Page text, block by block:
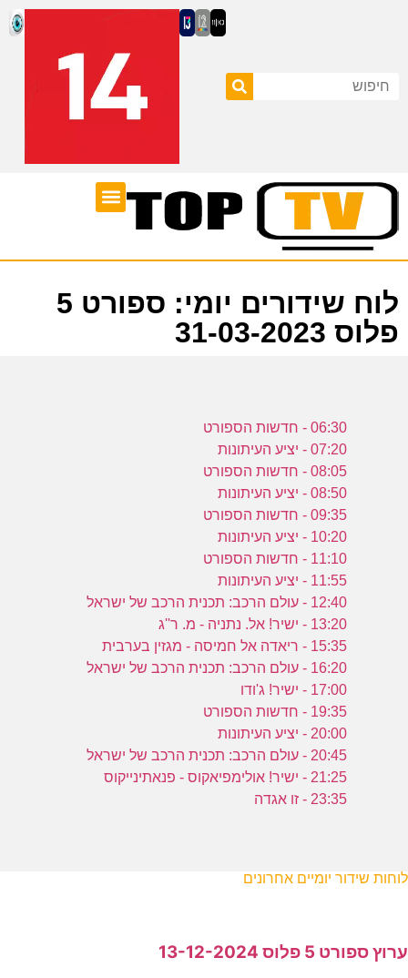
לוח שידורים יומי: ספורט 5
פלוס 31-03-2023
06:30 - חדשות הספורט
07:20 - יציע העיתונות
08:05 - חדשות הספורט
08:50 - יציע העיתונות
09:35 - חדשות הספורט
10:20 - יציע העיתונות
11:10 - חדשות הספורט
11:55 - יציע העיתונות
12:40 - עולם הרכב: תכנית הרכב של ישראל
13:20 - ישיר! אל. נתניה - מ. ר''ג
15:35 - ריאדה אל חמיסה - מגזין בערבית
16:20 - עולם הרכב: תכנית הרכב של ישראל
17:00 - ישיר! ג'ודו
19:35 - חדשות הספורט
20:00 - יציע העיתונות
20:45 - עולם הרכב: תכנית הרכב של ישראל
21:25 - ישיר! אולימפיאקוס - פנאתינייקוס
23:35 - זו אגדה
לוחות שידור יומיים אחרונים
ערוץ ספורט 5 פלוס 13-12-2024